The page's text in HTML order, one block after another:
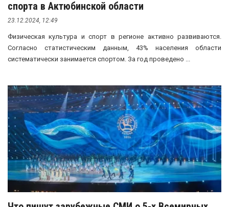
спорта в Актюбинской области
23.12.2024, 12:49
Физическая культура и спорт в регионе активно развиваются.
Согласно статистическим данным, 43% населения области
систематически занимается спортом. За год проведено ...